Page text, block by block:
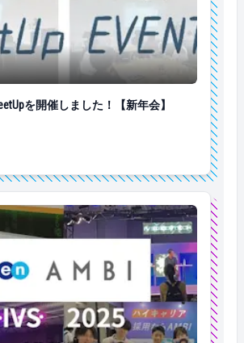
を開催しました！【新年会】